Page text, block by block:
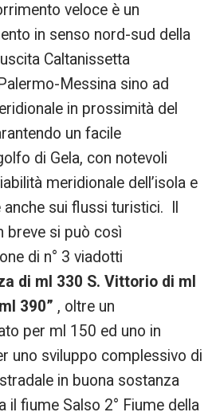
veloce è un
in senso nord-sud della
Caltanissetta
Messina sino ad
in prossimità del
un facile
di Gela, con notevoli
meridionale dell’isola e
sui flussi turistici. Il
breve si può così
di n° 3 viadotti
di ml 330 S. Vittorio di ml
390” , oltre un
per ml 150 ed uno in
uno sviluppo complessivo di
in buona sostanza
il fiume Salso 2° Fiume della